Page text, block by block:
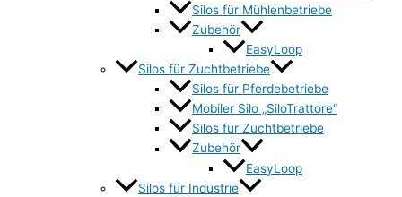
Silos für Mühlenbetriebe
Zubehör
EasyLoop
Silos für Zuchtbetriebe
Silos für Pferdebetriebe
Mobiler Silo „SiloTrattore“
Silos für Zuchtbetriebe
Zubehör
EasyLoop
Silos für Industrie